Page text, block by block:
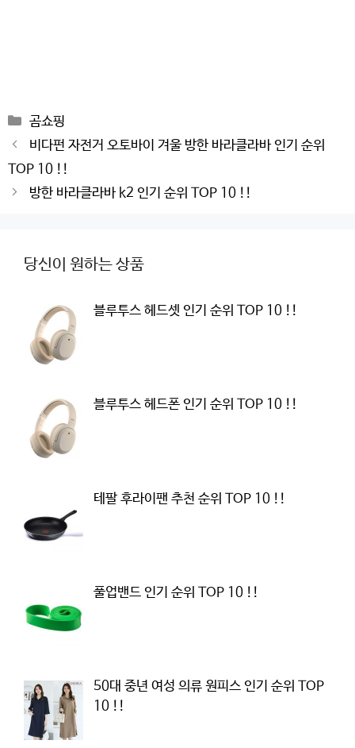
Categories
곰쇼핑
Post
navigation
비다펀 자전거 오토바이 겨울 방한 바라클라바 인기 순위
TOP 10 !!
방한 바라클라바 k2 인기 순위 TOP 10 !!
당신이 원하는 상품
블루투스 헤드셋 인기 순위 TOP 10 !!
블루투스 헤드폰 인기 순위 TOP 10 !!
테팔 후라이팬 추천 순위 TOP 10 !!
풀업밴드 인기 순위 TOP 10 !!
50대 중년 여성 의류 원피스 인기 순위 TOP
10 !!